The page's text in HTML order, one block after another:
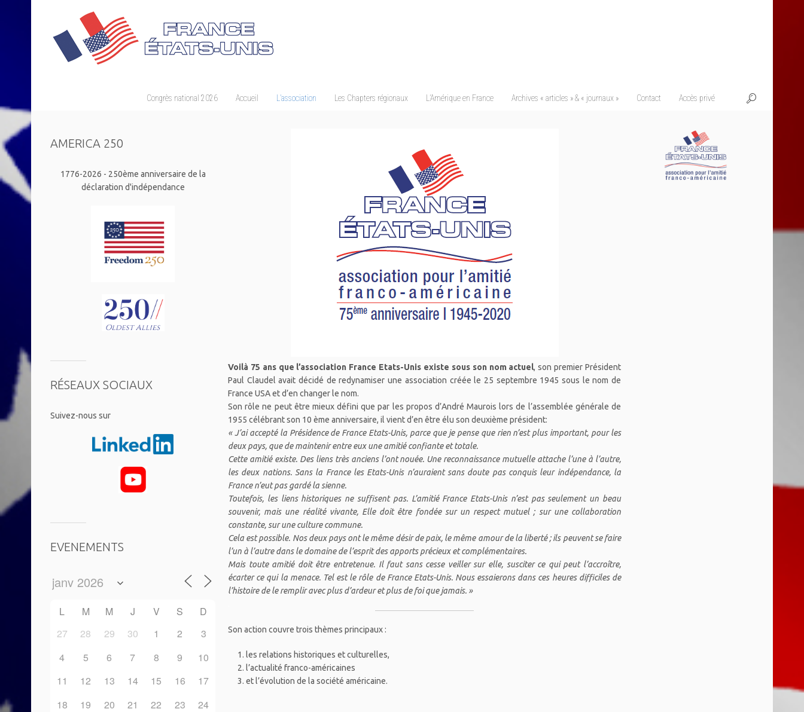
Congrès national 2026 Accueil L’association Les Chapters régionaux L’Amérique en France Archives « articles » & « journaux » Contact Accès privé
Voilà 75 ans que l’association France Etats-Unis existe sous son nom actuel, son premier Président
Paul Claudel avait décidé de redynamiser une association créée le 25 septembre 1945 sous le nom de
France USA et d’en changer le nom.
Son rôle ne peut être mieux défini que par les propos d’André Maurois lors de l’assemblée générale de
1955 célébrant son 10 ème anniversaire, il vient d’en être élu son deuxième président:
« J’ai accepté la Présidence de France Etats-Unis, parce que je pense que rien n’est plus important, pour les
deux pays, que de maintenir entre eux une amitié confiante et totale.
Cette amitié existe. Des liens très anciens l’ont nouée. Une reconnaissance mutuelle attache l’une à l’autre,
les deux nations. Sans la France les Etats-Unis n’auraient sans doute pas conquis leur indépendance, la
France n’eut pas gardé la sienne.
Toutefois, les liens historiques ne suffisent pas. L’amitié France Etats-Unis n’est pas seulement un beau
souvenir, mais une réalité vivante, Elle doit être fondée sur un respect mutuel ; sur une collaboration
constante, sur une culture commune.
Cela est possible. Nos deux pays ont le même désir de paix, le même amour de la liberté ; ils peuvent se faire
l’un à l’autre dans le domaine de l’esprit des apports précieux et complémentaires.
Mais toute amitié doit être entretenue. Il faut sans cesse veiller sur elle, susciter ce qui peut l’accroître,
écarter ce qui la menace. Tel est le rôle de France Etats-Unis. Nous essaierons dans ces heures difficiles de
l’histoire de le remplir avec plus d’ardeur et plus de foi que jamais. »
Son action couvre trois thèmes principaux :
les relations historiques et culturelles,
l’actualité franco-américaines
et l’évolution de la société américaine.
AMERICA 250
1776-2026 - 250ème anniversaire de la
déclaration d'indépendance
RÉSEAUX SOCIAUX
​Suivez-nous sur
EVENEMENTS
L M M J V S
D
27
28 29 30 1 2
3
4
5 6 7 8 9
10
11
12 13 14 15 16
17
18
19 20 21 22 23
24